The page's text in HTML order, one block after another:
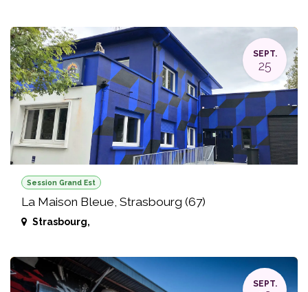
SEPT.
25
Session Grand Est
La Maison Bleue, Strasbourg (67)
Strasbourg,
SEPT.